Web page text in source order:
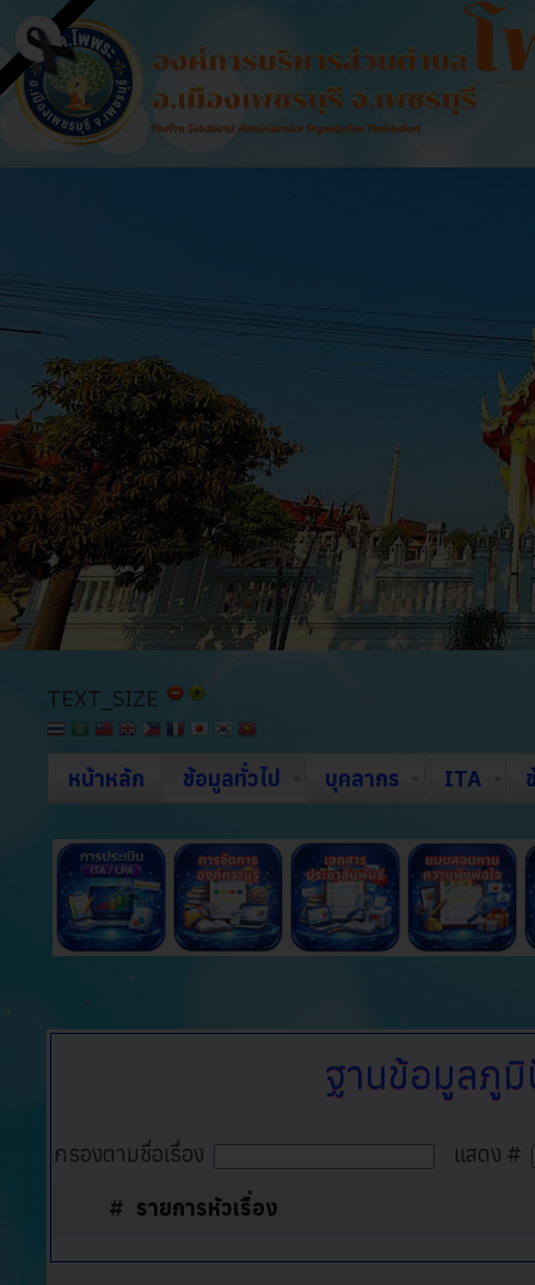
TEXT_SIZE
หน้าหลัก ข้อมูลทั่วไป บุคลากร ITA
ฐานข้อมูลภู
กรองตามชื่อเรื่อง
แสดง #
# รายการหัวเรื่อง